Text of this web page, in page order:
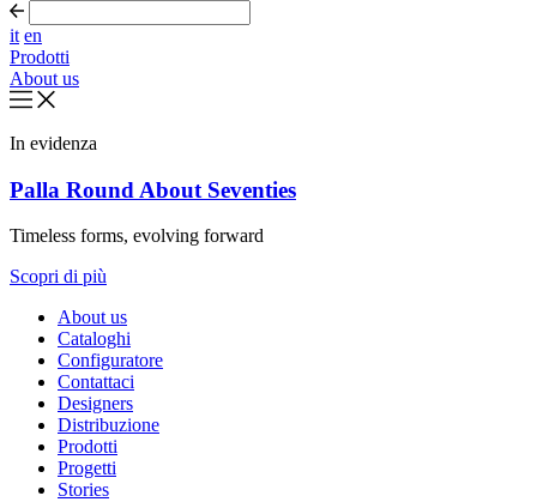
it en
Prodotti
About us
In evidenza
Palla Round About Seventies
Timeless forms, evolving forward
Scopri di più
About us
Cataloghi
Configuratore
Contattaci
Designers
Distribuzione
Prodotti
Progetti
Stories